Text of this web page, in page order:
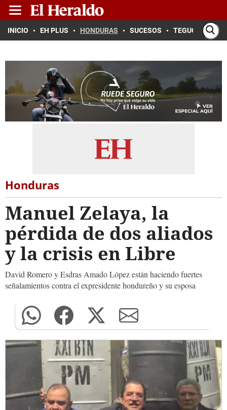
INICIO EH PLUS HONDURAS SUCESOS TEGUCIGALPA
Honduras
Manuel Zelaya, la
pérdida de dos aliados
y la crisis en Libre
David Romero y Esdras Amado López están haciendo fuertes
señalamientos contra el expresidente hondureño y su esposa